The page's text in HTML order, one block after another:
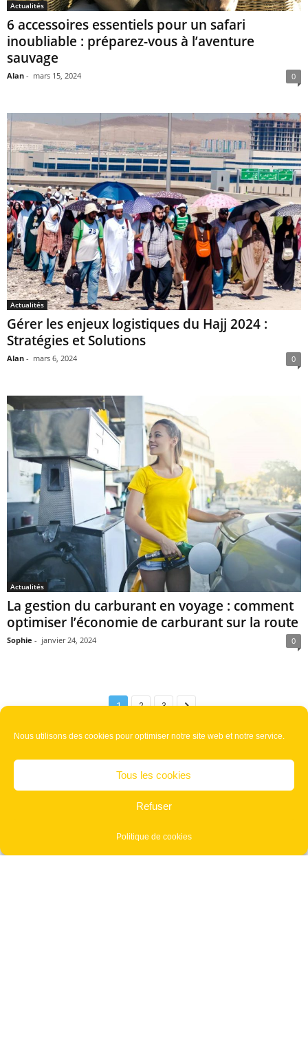
Nous utilisons des cookies pour optimiser notre site web et notre service.
Tous les cookies
Refuser
Politique de cookies
Actualités
6 accessoires essentiels pour un safari
inoubliable : préparez-vous à l’aventure
sauvage
Alan - mars 15, 2024 0
Actualités
Gérer les enjeux logistiques du Hajj 2024 :
Stratégies et Solutions
Alan - mars 6, 2024 0
Actualités
La gestion du carburant en voyage : comment
optimiser l’économie de carburant sur la route
Sophie - janvier 24, 2024 0
1 2 3